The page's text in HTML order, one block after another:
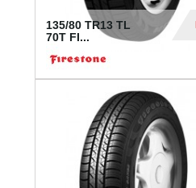
135/80 TR13 TL
70T FI...